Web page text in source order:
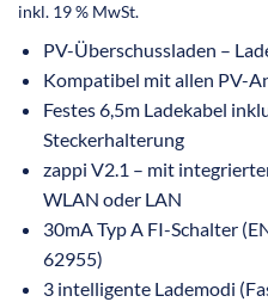
inkl. 19 % MwSt.
PV-Überschussladen –
Kompatibel mit allen PV-
Festes 6,5m Ladekabel
Steckerhalterung
zappi V2.1 – mit
WLAN oder LAN
30mA Typ A FI-Schalter
62955)
3 intelligente Lademodi